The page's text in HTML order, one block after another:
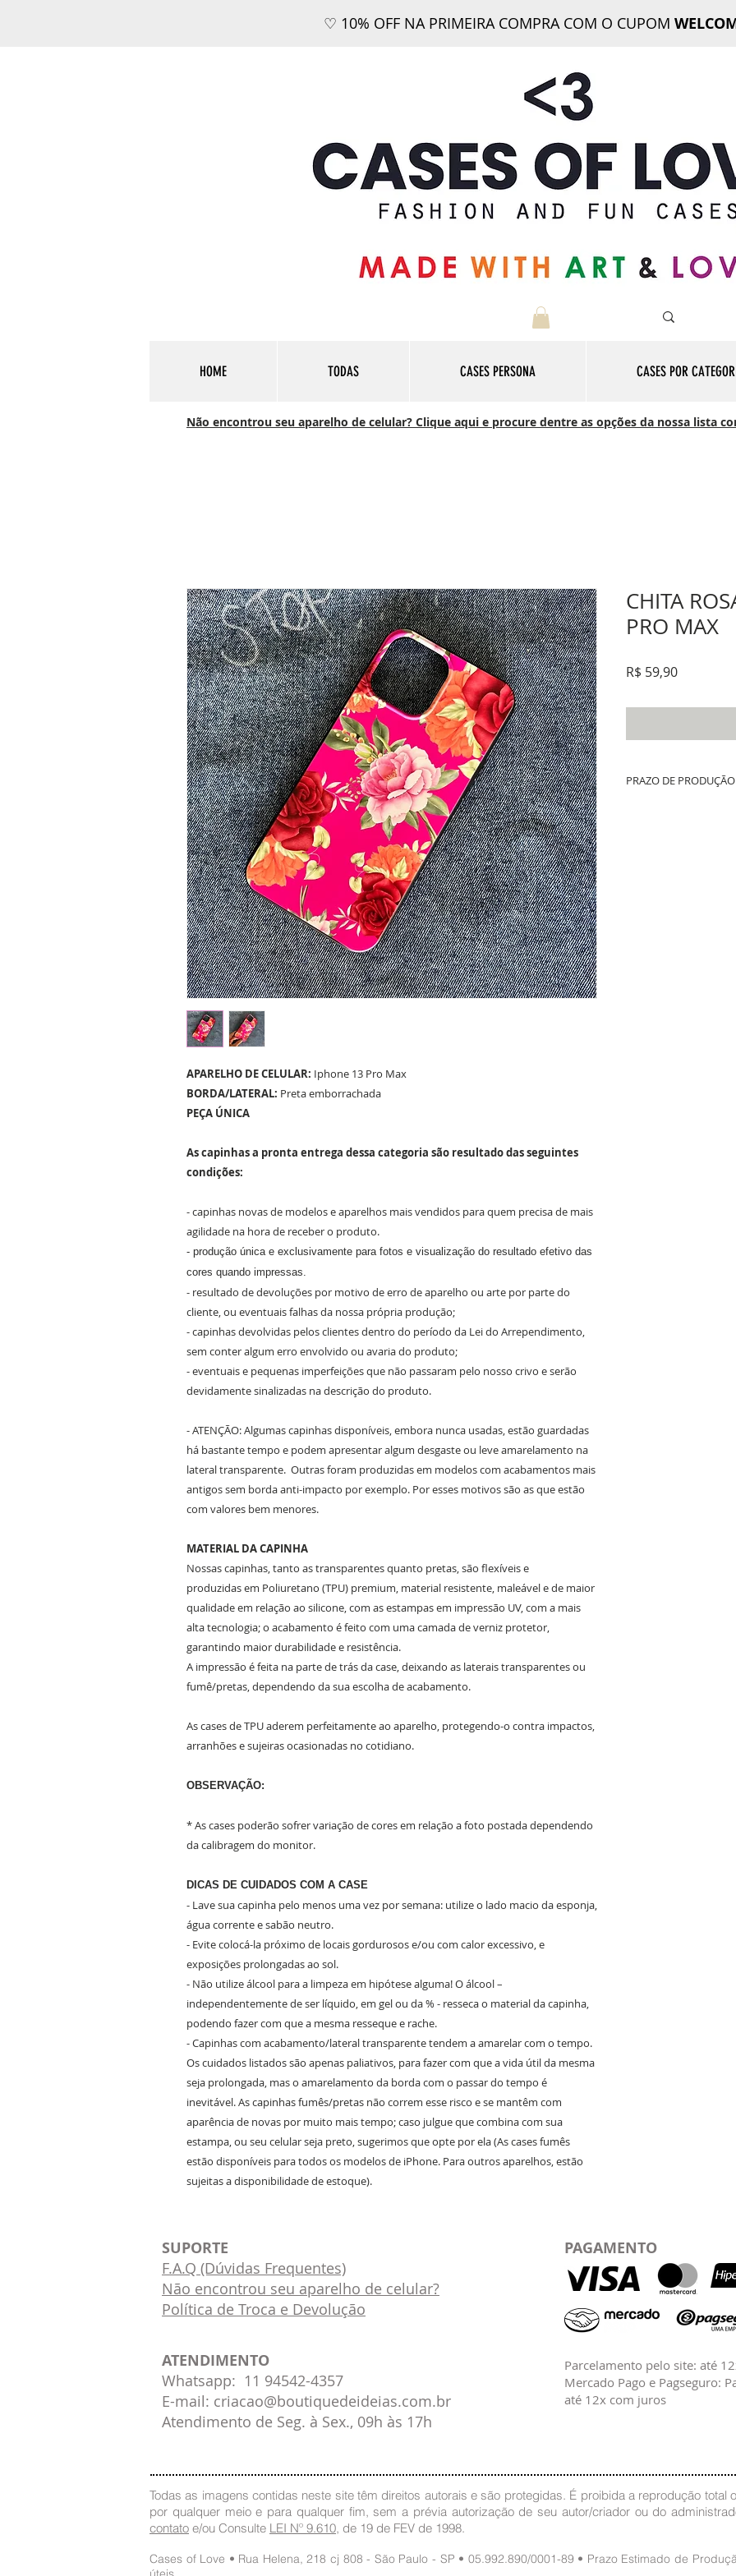
♡ 10% OFF NA PRIMEIRA COMPRA COM O CUPOM
HOME TODAS CASES PERSONA CASES POR
Não encontrou seu aparelho de celular? Clique aqui e procure dentre as opções da nossa lista
APARELHO DE CELULAR: Iphone 13 Pro Max
BORDA/LATERAL: Preta emborrachada
PEÇA ÚNICA
As capinhas a pronta entrega dessa categoria são resultado das seguintes
condições:
- capinhas novas de modelos e aparelhos mais vendidos para quem precisa de mais
agilidade na hora de receber o produto.
- produção única e exclusivamente para fotos e visualização do resultado efetivo das
cores quando impressas.
- resultado de devoluções por motivo de erro de aparelho ou arte por parte do
cliente, ou eventuais falhas da nossa própria produção;
- capinhas devolvidas pelos clientes dentro do período da Lei do Arrependimento,
sem conter algum erro envolvido ou avaria do produto;
- eventuais e pequenas imperfeições que não passaram pelo nosso crivo e serão
devidamente sinalizadas na descrição do produto.
- ATENÇÃO: Algumas capinhas disponíveis, embora nunca usadas, estão guardadas
há bastante tempo e podem apresentar algum desgaste ou leve amarelamento na
lateral transparente. Outras foram produzidas em modelos com acabamentos mais
antigos sem borda anti-impacto por exemplo. Por esses motivos são as que estão
com valores bem menores.
MATERIAL DA CAPINHA
Nossas capinhas, tanto as transparentes quanto pretas, são flexíveis e
produzidas em Poliuretano (TPU) premium, material resistente, maleável e de maior
qualidade em relação ao silicone, com as estampas em impressão UV, com a mais
alta tecnologia; o acabamento é feito com uma camada de verniz protetor,
garantindo maior durabilidade e resistência.
A impressão é feita na parte de trás da case, deixando as laterais transparentes ou
fumê/pretas, dependendo da sua escolha de acabamento.
As cases de TPU aderem perfeitamente ao aparelho, protegendo-o contra impactos,
arranhões e sujeiras ocasionadas no cotidiano.
OBSERVAÇÃO:
* As cases poderão sofrer variação de cores em relação a foto postada dependendo
da calibragem do monitor.
DICAS DE CUIDADOS COM A CASE
- Lave sua capinha pelo menos uma vez por semana: utilize o lado macio da esponja,
água corrente e sabão neutro.
- Evite colocá-la próximo de locais gordurosos e/ou com calor excessivo, e
exposições prolongadas ao sol.
- Não utilize álcool para a limpeza em hipótese alguma! O álcool –
independentemente de ser líquido, em gel ou da % - resseca o material da capinha,
podendo fazer com que a mesma resseque e rache.
- Capinhas com acabamento/lateral transparente tendem a amarelar com o tempo.
Os cuidados listados são apenas paliativos, para fazer com que a vida útil da mesma
seja prolongada, mas o amarelamento da borda com o passar do tempo é
inevitável. As capinhas fumês/pretas não correm esse risco e se mantêm com
aparência de novas por muito mais tempo; caso julgue que combina com sua
estampa, ou seu celular seja preto, sugerimos que opte por ela (As cases fumês
estão disponíveis para todos os modelos de iPhone. Para outros aparelhos, estão
sujeitas a disponibilidade de estoque).
CHITA
PRO MAX
R$ 59,90Preço
PRAZO DE
SUPORTE
F.A.Q (Dúvidas Frequentes)
Não encontrou seu aparelho de celular?
Política de Troca e Devolução
PAGAMENTO
ATENDIMENTO
Whatsapp: 11 94542-4357
E-mail: criacao@boutiquedeideias.com.br
Atendimento de Seg. à Sex., 09h às 17h
Parcelamento pelo site: até
Mercado Pago e Pagseguro:
até 12x com juros
Todas as imagens contidas neste site têm direitos autorais e são protegidas. É proibida a reprodução total
por qualquer meio e para qualquer fim, sem a prévia autorização de seu autor/criador ou do
contato e/ou Consulte LEI Nº 9.610, de 19 de FEV de 1998.
Cases of Love • Rua Helena, 218 cj 808 - São Paulo - SP • 05.992.890/0001-89 • Prazo Estimado de